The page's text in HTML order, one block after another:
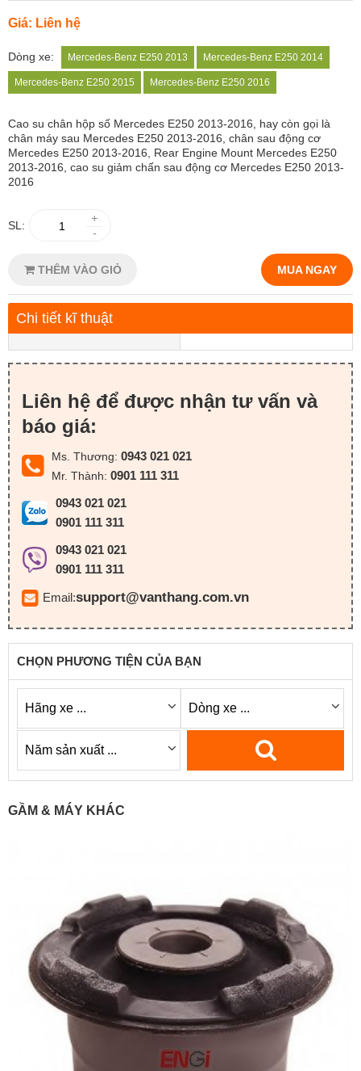
Giá: Liên hệ
Dòng xe: Mercedes-Benz E250 2013 Mercedes-Benz E250 2014
Mercedes-Benz E250 2015 Mercedes-Benz E250 2016
Cao su chân hộp số Mercedes E250 2013-2016, hay còn gọi là
chân máy sau Mercedes E250 2013-2016, chân sau động cơ
Mercedes E250 2013-2016, Rear Engine Mount Mercedes E250
2013-2016, cao su giảm chấn sau động cơ Mercedes E250 2013-
2016
SL:
+
-
THÊM VÀO GIỎ MUA NGAY
Chi tiết kĩ thuật
Liên hệ để được nhận tư vấn và
báo giá:
Ms. Thương: 0943 021 021
Mr. Thành: 0901 111 311
0943 021 021
0901 111 311
0943 021 021
0901 111 311
Email:support@vanthang.com.vn
CHỌN PHƯƠNG TIỆN CỦA BẠN
GẦM & MÁY KHÁC